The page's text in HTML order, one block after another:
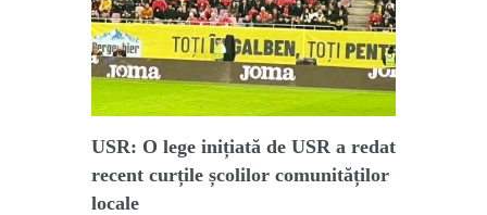
USR: O lege inițiată de USR a redat
recent curțile școlilor comunităților
locale